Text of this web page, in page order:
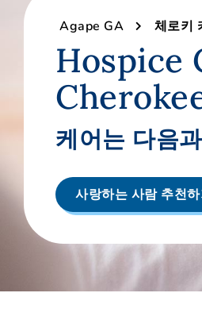
Agape GA 체로키
Hospice
케어는 다음
사랑하는 사람 추천